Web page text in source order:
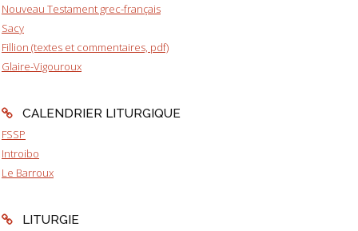
Nouveau Testament grec-français
Sacy
Fillion (textes et commentaires, pdf)
Glaire-Vigouroux
CALENDRIER LITURGIQUE
FSSP
Introibo
Le Barroux
LITURGIE